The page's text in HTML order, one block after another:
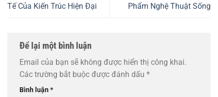
Tế Của Kiến Trúc Hiện Đại
Phẩm Nghệ Thuật Sống
Để lại một bình luận
Email của bạn sẽ không được hiển thị công khai.
Các trường bắt buộc được đánh dấu *
Bình luận*